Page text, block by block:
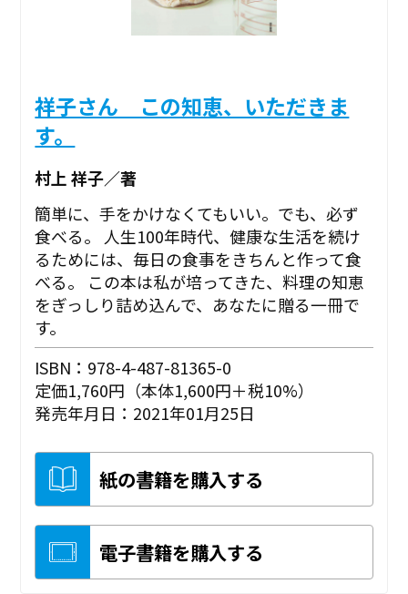
祥子さん この知恵、いただきま
す。
村上 祥子／著
簡単に、手をかけなくてもいい。でも、必ず
食べる。 人生100年時代、健康な生活を続け
るためには、毎日の食事をきちんと作って食
べる。 この本は私が培ってきた、料理の知恵
をぎっしり詰め込んで、あなたに贈る一冊で
す。
ISBN：978-4-487-81365-0
定価1,760円（本体1,600円＋税10%）
発売年月日：2021年01月25日
紙の書籍を購入する
電子書籍を購入する